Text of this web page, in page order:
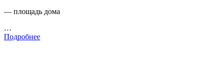
— площадь дома
…
Подробнее